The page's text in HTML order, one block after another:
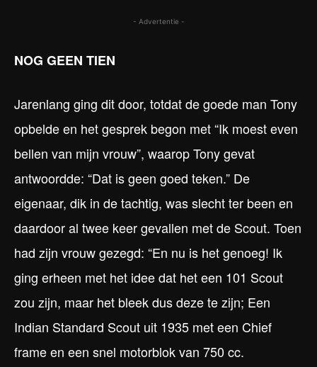
- Advertentie -
NOG GEEN TIEN
Jarenlang ging dit door, totdat de goede man Tony
opbelde en het gesprek begon met “Ik moest even
bellen van mijn vrouw”, waarop Tony gevat
antwoordde: “Dat is geen goed teken.” De
eigenaar, dik in de tachtig, was slecht ter been en
daardoor al twee keer gevallen met de Scout. Toen
had zijn vrouw gezegd: “En nu is het genoeg! Ik
ging erheen met het idee dat het een 101 Scout
zou zijn, maar het bleek dus deze te zijn; Een
Indian Standard Scout uit 1935 met een Chief
frame en een snel motorblok van 750 cc.